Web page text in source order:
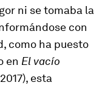
ni se tomaba la
con
como ha puesto
en El vacío
esta